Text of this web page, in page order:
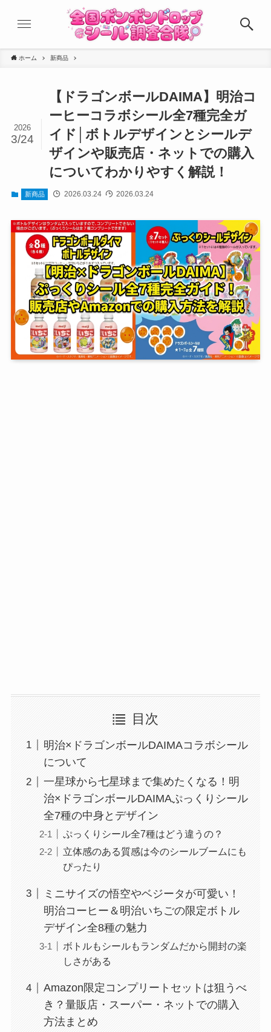
ホーム 新商品
【ドラゴンボールDAIMA】明治コ
ーヒーコラボシール全7種完全ガ
イド│ボトルデザインとシールデ
ザインや販売店・ネットでの購入
についてわかりやすく解説！
2026
3/24
新商品 2026.03.24 2026.03.24
目次
明治×ドラゴンボールDAIMAコラボシール
について
一星球から七星球まで集めたくなる！明
治×ドラゴンボールDAIMAぷっくりシール
全7種の中身とデザイン
ぷっくりシール全7種はどう違うの？
立体感のある質感は今のシールブームにも
ぴったり
ミニサイズの悟空やベジータが可愛い！
明治コーヒー＆明治いちごの限定ボトル
デザイン全8種の魅力
ボトルもシールもランダムだから開封の楽
しさがある
Amazon限定コンプリートセットは狙うべ
き？量販店・スーパー・ネットでの購入
方法まとめ